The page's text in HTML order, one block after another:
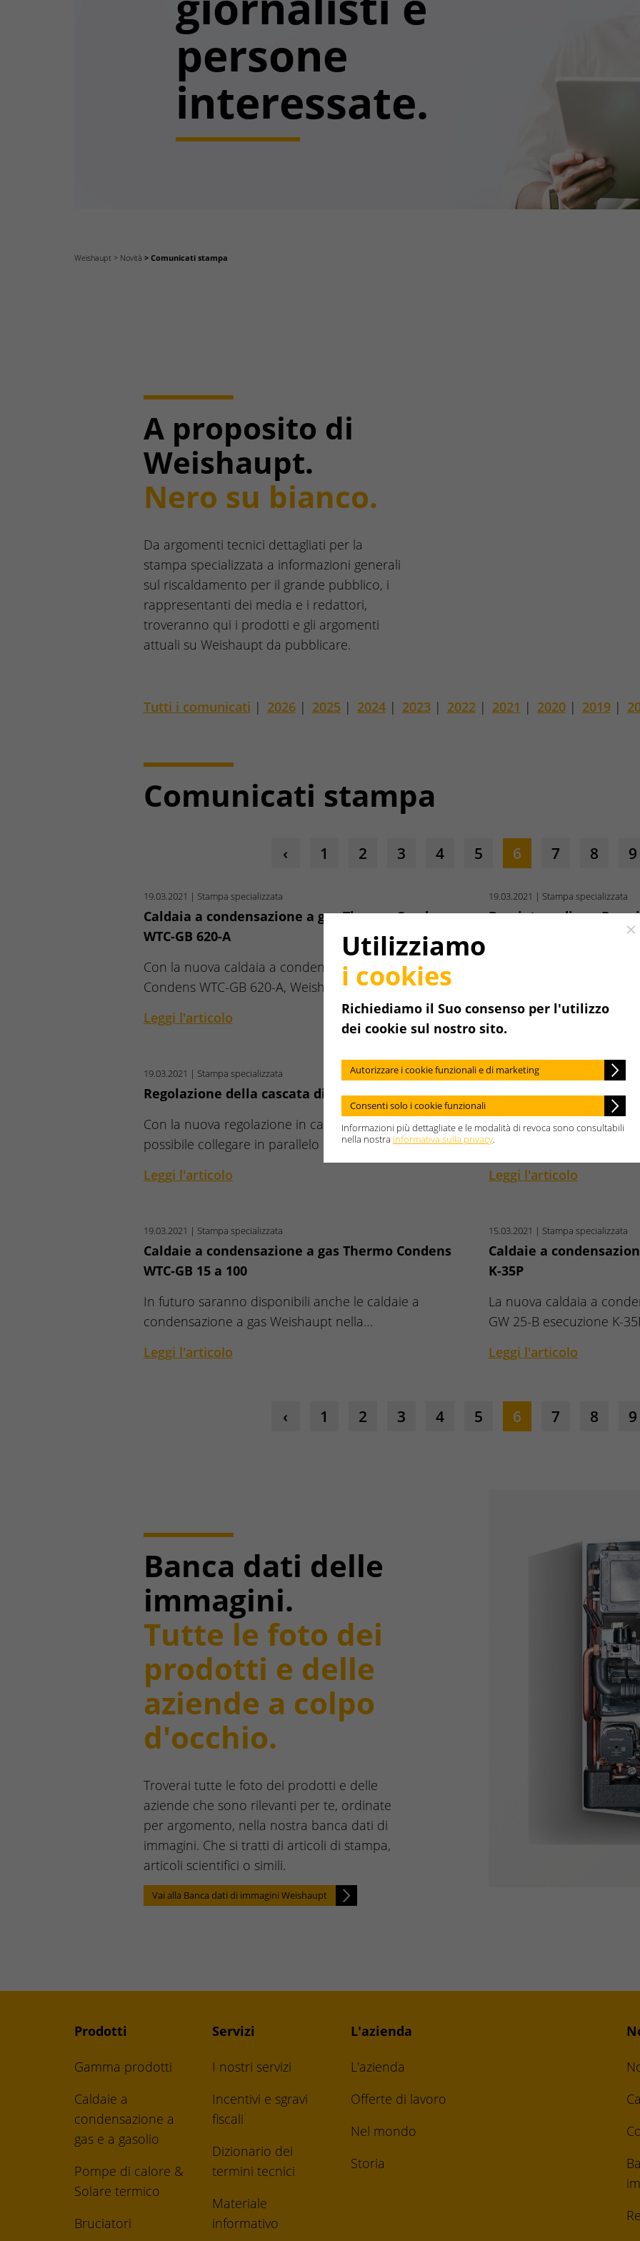
persone
interessate.
Weishaupt Novità Comunicati stampa
A proposito di
Weishaupt.
Nero su bianco.
Da argomenti tecnici dettagliati per la
stampa specializzata a informazioni generali
sul riscaldamento per il grande pubblico, i
rappresentanti dei media e i redattori,
troveranno qui i prodotti e gli argomenti
attuali su Weishaupt da pubblicare.
Tutti i comunicati | 2026| 2025| 2024| 2023| 2022| 2021 | 2020| 2019|
Comunicati stampa
1 2 3 4 5 6 7 8 9
19.03.2021 | Stampa specializzata
Caldaia a condensazione a gas Thermo Condens
WTC-GB 620-A
Con la nuova caldaia a condensazione a gas Thermo
Condens WTC-GB 620-A, Weishaupt…
Leggi l'articolo
19.03.2021 | Stampa specializzata
Bruciatore di gas
Il nuovo bruciatore di
adatto all'utilizzo di
19.03.2021 | Stampa specializzata
Regolazione della cascata di pompe di calore
Con la nuova regolazione in cascata Weishaupt è
possibile collegare in parallelo le…
Leggi l'articolo
19.03.2021| Stampa specializzata
Caldaie a
Con le nuove caldaie a
Condens WTC-GW-B
Leggi l'articolo
19.03.2021 | Stampa specializzata
Caldaie a condensazione a gas Thermo Condens
WTC-GB 15 a 100
In futuro saranno disponibili anche le caldaie a
condensazione a gas Weishaupt nella…
Leggi l'articolo
15.03.2021 | Stampa specializzata
Caldaie a
K-35P
La nuova caldaia a
GW 25-B esecuzione K-
Leggi l'articolo
1 2 3 4 5 6 7 8 9
Banca dati delle
immagini.
Tutte le foto dei
prodotti e delle
aziende a colpo
d'occhio.
Troverai tutte le foto dei prodotti e delle
aziende che sono rilevanti per te, ordinate
per argomento, nella nostra banca dati di
immagini. Che si tratti di articoli di stampa,
articoli scientifici o simili.
Vai alla Banca dati di immagini Weishaupt
Prodotti
Gamma prodotti
Caldaie a
condensazione a
gas e a gasolio
Pompe di calore &
Solare termico
Bruciatori
Servizi
I nostri servizi
Incentivi e sgravi
fiscali
Dizionario dei
termini tecnici
Materiale
informativo
L'azienda
L'azienda
Offerte di lavoro
Nel mondo
Storia
Utilizziamo
i cookies
Richiediamo il Suo consenso per l'utilizzo
dei cookie sul nostro sito.
Autorizzare i cookie funzionali e di marketing
Consenti solo i cookie funzionali
Informazioni più dettagliate e le modalità di revoca sono consultabili
nella nostra informativa sulla privacy.